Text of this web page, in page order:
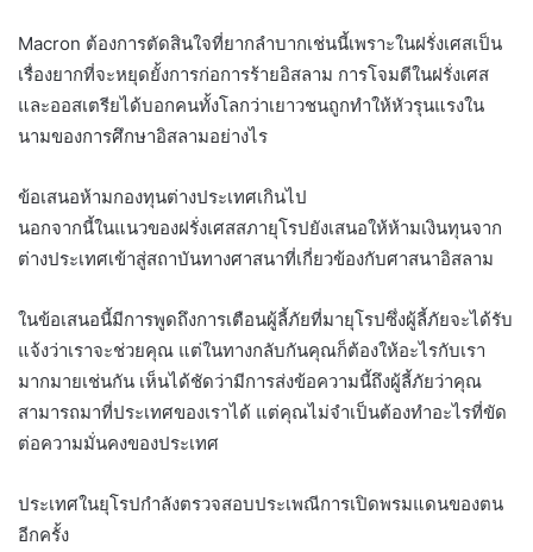
Macron ต้องการตัดสินใจที่ยากลำบากเช่นนี้เพราะในฝรั่งเศสเป็น
เรื่องยากที่จะหยุดยั้งการก่อการร้ายอิสลาม การโจมตีในฝรั่งเศส
และออสเตรียได้บอกคนทั้งโลกว่าเยาวชนถูกทำให้หัวรุนแรงใน
นามของการศึกษาอิสลามอย่างไร
ข้อเสนอห้ามกองทุนต่างประเทศเกินไป
นอกจากนี้ในแนวของฝรั่งเศสสภายุโรปยังเสนอให้ห้ามเงินทุนจาก
ต่างประเทศเข้าสู่สถาบันทางศาสนาที่เกี่ยวข้องกับศาสนาอิสลาม
ในข้อเสนอนี้มีการพูดถึงการเตือนผู้ลี้ภัยที่มายุโรปซึ่งผู้ลี้ภัยจะได้รับ
แจ้งว่าเราจะช่วยคุณ แต่ในทางกลับกันคุณก็ต้องให้อะไรกับเรา
มากมายเช่นกัน เห็นได้ชัดว่ามีการส่งข้อความนี้ถึงผู้ลี้ภัยว่าคุณ
สามารถมาที่ประเทศของเราได้ แต่คุณไม่จำเป็นต้องทำอะไรที่ขัด
ต่อความมั่นคงของประเทศ
ประเทศในยุโรปกำลังตรวจสอบประเพณีการเปิดพรมแดนของตน
อีกครั้ง